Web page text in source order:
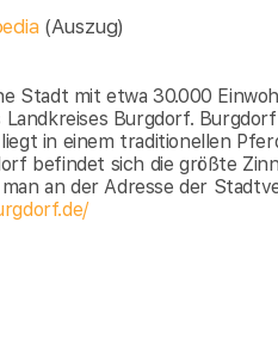
(Auszug)
Stadt mit etwa 30.000
Landkreises Burgdorf.
in einem traditionellen
befindet sich die größte
an der Adresse der